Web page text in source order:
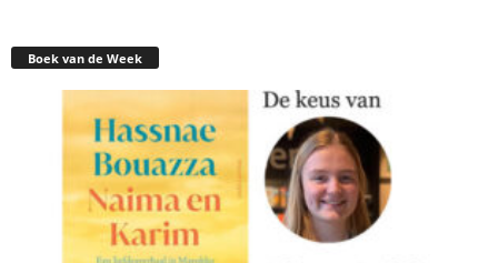
Boek van de Week